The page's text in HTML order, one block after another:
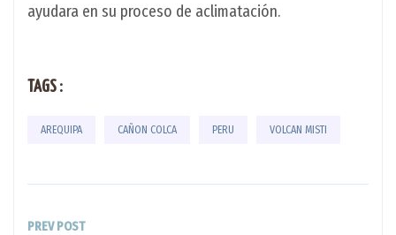
ayudara en su proceso de aclimatación.
TAGS :
AREQUIPA CAÑON COLCA PERU VOLCAN MISTI
PREV POST